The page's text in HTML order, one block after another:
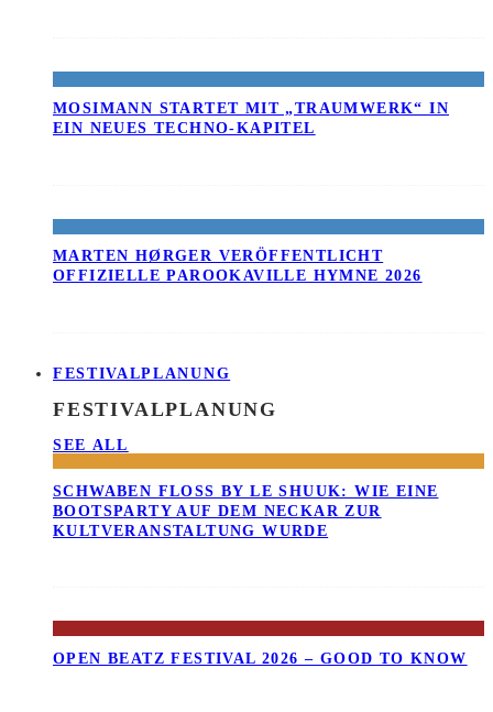
MOSIMANN STARTET MIT „TRAUMWERK“ IN
EIN NEUES TECHNO-KAPITEL
MARTEN HØRGER VERÖFFENTLICHT
OFFIZIELLE PAROOKAVILLE HYMNE 2026
FESTIVALPLANUNG
FESTIVALPLANUNG
SEE ALL
SCHWABEN FLOSS BY LE SHUUK: WIE EINE B
OOTSPARTY AUF DEM NECKAR ZUR K
ULTVERANSTALTUNG WURDE
OPEN BEATZ FESTIVAL 2026 – GOOD TO KNOW